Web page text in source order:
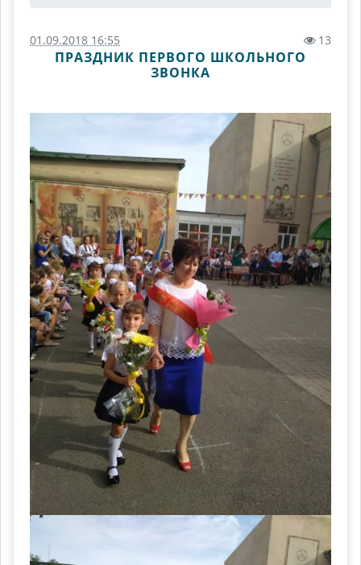
01.09.2018 16:55 13
ПРАЗДНИК ПЕРВОГО ШКОЛЬНОГО
ЗВОНКА